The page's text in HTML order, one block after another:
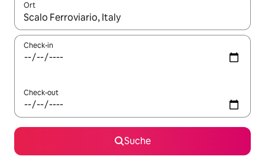
Ort
Wenn Ergebnisse verfügbar sind, navigiere mit den
Check-in
Check-out
Suche